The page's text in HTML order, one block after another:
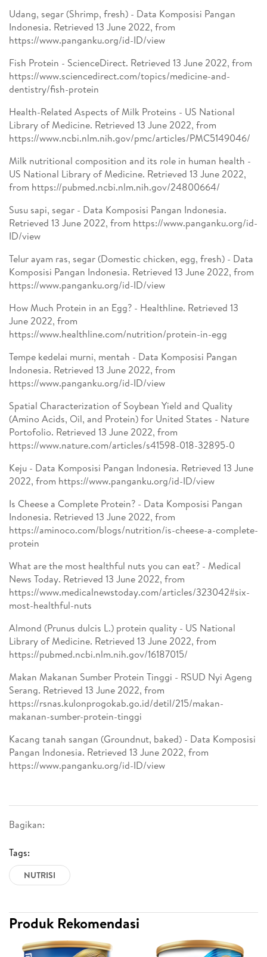
Bagikan:
Tags:
NUTRISI
Udang, segar (Shrimp, fresh) - Data Komposisi Pangan
Indonesia. Retrieved 13 June 2022, from
https://www.panganku.org/id-ID/view
Fish Protein - ScienceDirect. Retrieved 13 June 2022, from
https://www.sciencedirect.com/topics/medicine-and-
dentistry/fish-protein
Health-Related Aspects of Milk Proteins - US National
Library of Medicine. Retrieved 13 June 2022, from
https://www.ncbi.nlm.nih.gov/pmc/articles/PMC5149046/
Milk nutritional composition and its role in human health -
US National Library of Medicine. Retrieved 13 June 2022,
from https://pubmed.ncbi.nlm.nih.gov/24800664/
Susu sapi, segar - Data Komposisi Pangan Indonesia.
Retrieved 13 June 2022, from https://www.panganku.org/id-
ID/view
Telur ayam ras, segar (Domestic chicken, egg, fresh) - Data
Komposisi Pangan Indonesia. Retrieved 13 June 2022, from
https://www.panganku.org/id-ID/view
How Much Protein in an Egg? - Healthline. Retrieved 13
June 2022, from
https://www.healthline.com/nutrition/protein-in-egg
Tempe kedelai murni, mentah - Data Komposisi Pangan
Indonesia. Retrieved 13 June 2022, from
https://www.panganku.org/id-ID/view
Spatial Characterization of Soybean Yield and Quality
(Amino Acids, Oil, and Protein) for United States - Nature
Portofolio. Retrieved 13 June 2022, from
https://www.nature.com/articles/s41598-018-32895-0
Keju - Data Komposisi Pangan Indonesia. Retrieved 13 June
2022, from https://www.panganku.org/id-ID/view
Is Cheese a Complete Protein? - Data Komposisi Pangan
Indonesia. Retrieved 13 June 2022, from
https://aminoco.com/blogs/nutrition/is-cheese-a-complete-
protein
What are the most healthful nuts you can eat? - Medical
News Today. Retrieved 13 June 2022, from
https://www.medicalnewstoday.com/articles/323042#six-
most-healthful-nuts
Almond (Prunus dulcis L.) protein quality - US National
Library of Medicine. Retrieved 13 June 2022, from
https://pubmed.ncbi.nlm.nih.gov/16187015/
Makan Makanan Sumber Protein Tinggi - RSUD Nyi Ageng
Serang. Retrieved 13 June 2022, from
https://rsnas.kulonprogokab.go.id/detil/215/makan-
makanan-sumber-protein-tinggi
Kacang tanah sangan (Groundnut, baked) - Data Komposisi
Pangan Indonesia. Retrieved 13 June 2022, from
https://www.panganku.org/id-ID/view
Produk Rekomendasi